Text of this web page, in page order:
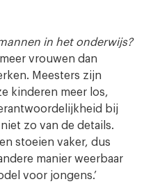
in het onderwijs?
vrouwen dan
Meesters zijn
kinderen meer los,
bij
zo van de details.
stoeien vaker, dus
manier weerbaar
voor jongens.’